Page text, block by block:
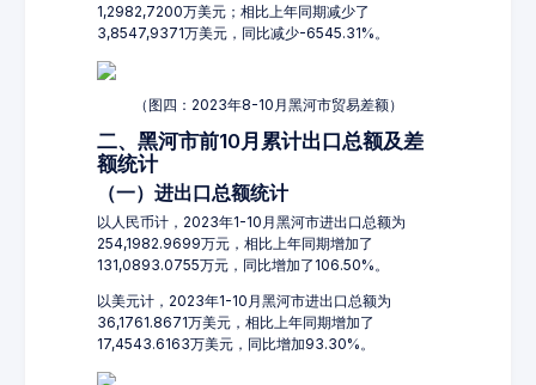
1,2982,7200万美元；相比上年同期减少了
3,8547,9371万美元，同比减少-6545.31%。
（图四：2023年8-10月黑河市贸易差额）
二、黑河市前10月累计出口总额及差
额统计
（一）进出口总额统计
以人民币计，2023年1-10月黑河市进出口总额为
254,1982.9699万元，相比上年同期增加了
131,0893.0755万元，同比增加了106.50%。
以美元计，2023年1-10月黑河市进出口总额为
36,1761.8671万美元，相比上年同期增加了
17,4543.6163万美元，同比增加93.30%。